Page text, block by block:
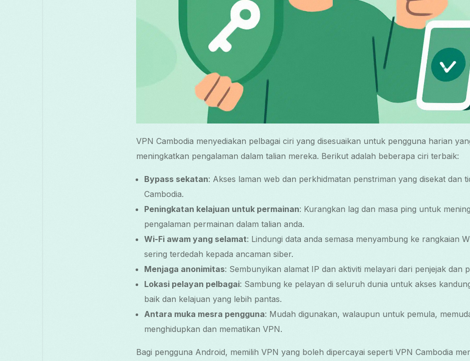
VPN Cambodia menyediakan pelbagai ciri yang disesuaikan untuk pengguna harian
meningkatkan pengalaman dalam talian mereka. Berikut adalah beberapa ciri terbaik:
Bypass sekatan: Akses laman web dan perkhidmatan penstriman yang disekat dan
Cambodia.
Peningkatan kelajuan untuk permainan: Kurangkan lag dan masa ping untuk
pengalaman permainan dalam talian anda.
Wi-Fi awam yang selamat: Lindungi data anda semasa menyambung ke rangkaian
sering terdedah kepada ancaman siber.
Menjaga anonimitas: Sembunyikan alamat IP dan aktiviti melayari dari penjejak dan
Lokasi pelayan pelbagai: Sambung ke pelayan di seluruh dunia untuk akses
baik dan kelajuan yang lebih pantas.
Antara muka mesra pengguna: Mudah digunakan, walaupun untuk pemula,
menghidupkan dan mematikan VPN.
Bagi pengguna Android, memilih VPN yang boleh dipercayai seperti VPN Cambodia